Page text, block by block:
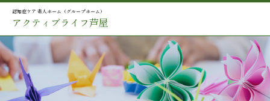
認知症ケア 老人ホーム（グループホーム）
アクティブライフ芦屋